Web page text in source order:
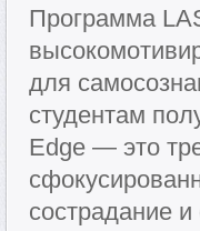
Программа
для
студентам
Edge — это
сострадание